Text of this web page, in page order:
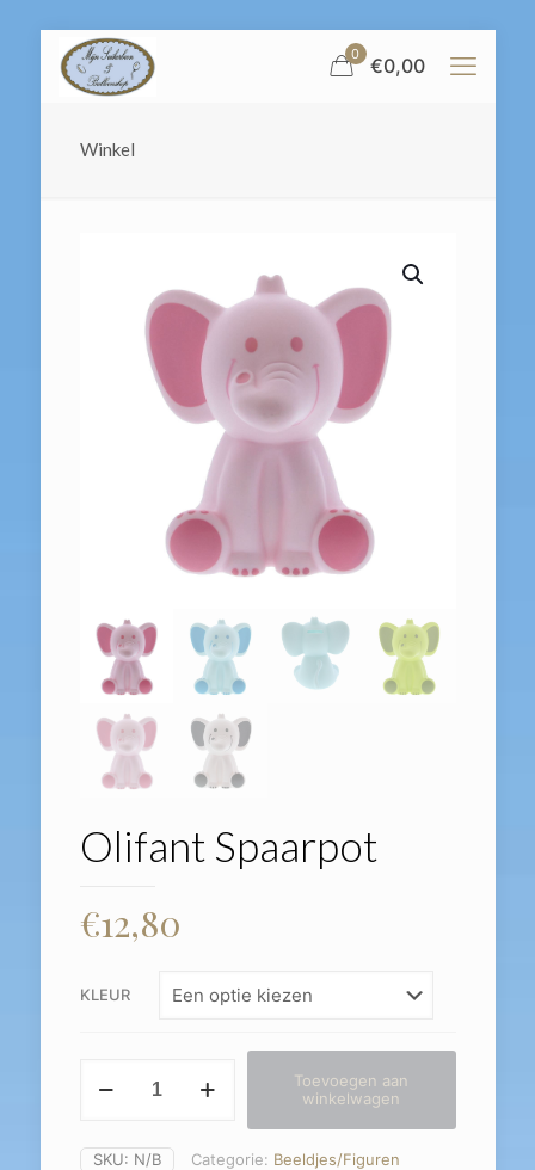
0 €0,00
Winkel
Olifant Spaarpot
€12,80
KLEUR
Spaarpot
Toevoegen aan
winkelwagen
SKU: N/B Categorie: Beeldjes/Figuren